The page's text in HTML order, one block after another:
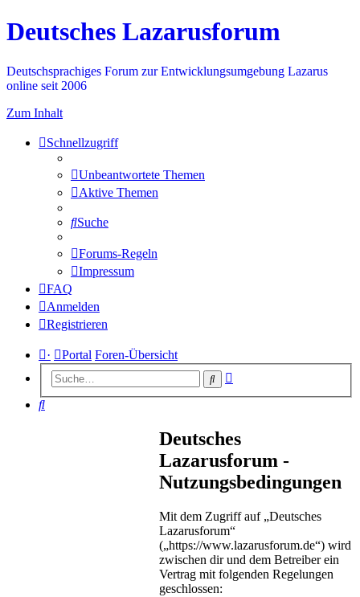
Deutsches Lazarusforum
Deutschsprachiges Forum zur Entwicklungsumgebung Lazarus
online seit 2006
Zum Inhalt
Schnellzugriff
Unbeantwortete Themen
Aktive Themen
Suche
Forums-Regeln
Impressum
FAQ
Anmelden
Registrieren
· Portal Foren-Übersicht
Suche
Suche
Deutsches
Lazarusforum -
Nutzungsbedingungen
Mit dem Zugriff auf „Deutsches
Lazarusforum“
(„https://www.lazarusforum.de“) wird
zwischen dir und dem Betreiber ein
Vertrag mit folgenden Regelungen
geschlossen: